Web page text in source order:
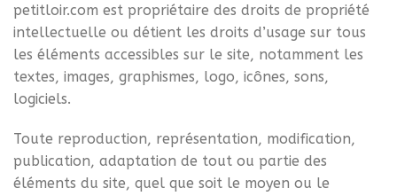
petitloir.com est propriétaire des droits de propriété
intellectuelle ou détient les droits d’usage sur tous
les éléments accessibles sur le site, notamment les
textes, images, graphismes, logo, icônes, sons,
logiciels.
Toute reproduction, représentation, modification,
publication, adaptation de tout ou partie des
éléments du site, quel que soit le moyen ou le